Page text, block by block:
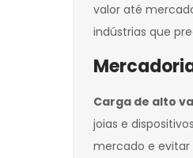
valor até
indústrias que
Carga de alto
joias e
mercado e evitar